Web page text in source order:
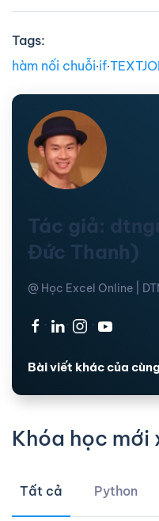
Tags:
hàm nối chuỗi∙if∙
Tác giả:
Đức Thanh)
@ Học Excel Online |
· · ·
Bài viết khác của
Khóa học mới
Tất cả Python